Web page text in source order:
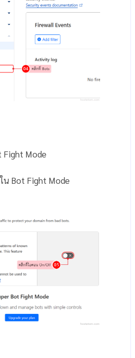
Fight Mode
Bot Fight Mode